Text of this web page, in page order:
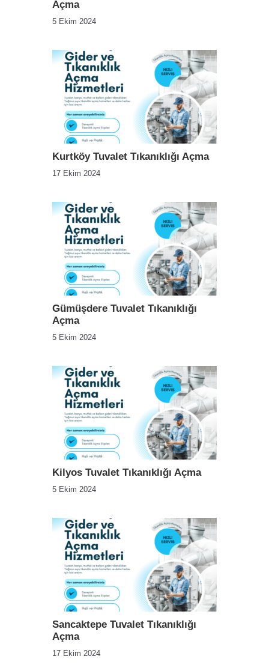
Açma
5 Ekim 2024
Kurtköy Tuvalet Tıkanıklığı Açma
17 Ekim 2024
Gümüşdere Tuvalet Tıkanıklığı
Açma
5 Ekim 2024
Kilyos Tuvalet Tıkanıklığı Açma
5 Ekim 2024
Sancaktepe Tuvalet Tıkanıklığı
Açma
17 Ekim 2024